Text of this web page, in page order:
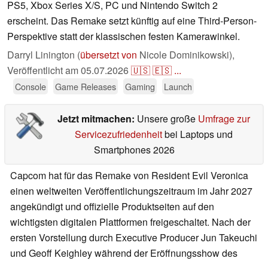
PS5, Xbox Series X/S, PC und Nintendo Switch 2
erscheint. Das Remake setzt künftig auf eine Third-Person-
Perspektive statt der klassischen festen Kamerawinkel.
Darryl Linington (übersetzt von Nicole Dominikowski),
Veröffentlicht am05.07.2026🇺🇸🇪🇸 ...
Console Game Releases Gaming Launch
Jetzt mitmachen: Unsere große Umfrage zur
Servicezufriedenheitbei Laptops und
Smartphones 2026
Capcom hat für das Remake von Resident Evil Veronica
einen weltweiten Veröffentlichungszeitraum im Jahr 2027
angekündigt und offizielle Produktseiten auf den
wichtigsten digitalen Plattformen freigeschaltet. Nach der
ersten Vorstellung durch Executive Producer Jun Takeuchi
und Geoff Keighley während der Eröffnungsshow des